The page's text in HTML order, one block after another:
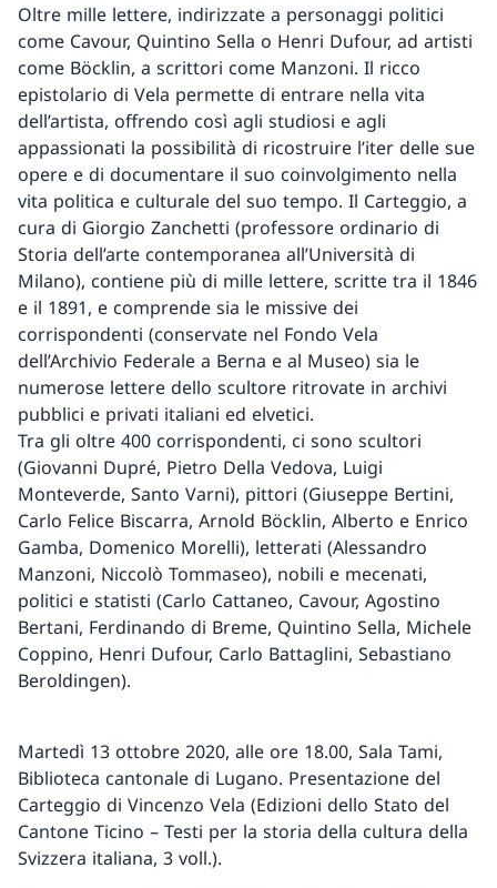
Oltre mille lettere, indirizzate a personaggi politici
come Cavour, Quintino Sella o Henri Dufour, ad artisti
come Böcklin, a scrittori come Manzoni. Il ricco
epistolario di Vela permette di entrare nella vita
dell’artista, offrendo così agli studiosi e agli
appassionati la possibilità di ricostruire l’iter delle sue
opere e di documentare il suo coinvolgimento nella
vita politica e culturale del suo tempo. Il Carteggio, a
cura di Giorgio Zanchetti (professore ordinario di
Storia dell’arte contemporanea all’Università di
Milano), contiene più di mille lettere, scritte tra il 1846
e il 1891, e comprende sia le missive dei
corrispondenti (conservate nel Fondo Vela
dell’Archivio Federale a Berna e al Museo) sia le
numerose lettere dello scultore ritrovate in archivi
pubblici e privati italiani ed elvetici.
Tra gli oltre 400 corrispondenti, ci sono scultori
(Giovanni Dupré, Pietro Della Vedova, Luigi
Monteverde, Santo Varni), pittori (Giuseppe Bertini,
Carlo Felice Biscarra, Arnold Böcklin, Alberto e Enrico
Gamba, Domenico Morelli), letterati (Alessandro
Manzoni, Niccolò Tommaseo), nobili e mecenati,
politici e statisti (Carlo Cattaneo, Cavour, Agostino
Bertani, Ferdinando di Breme, Quintino Sella, Michele
Coppino, Henri Dufour, Carlo Battaglini, Sebastiano
Beroldingen).
Martedì 13 ottobre 2020, alle ore 18.00, Sala Tami,
Biblioteca cantonale di Lugano. Presentazione del
Carteggio di Vincenzo Vela (Edizioni dello Stato del
Cantone Ticino – Testi per la storia della cultura della
Svizzera italiana, 3 voll.).